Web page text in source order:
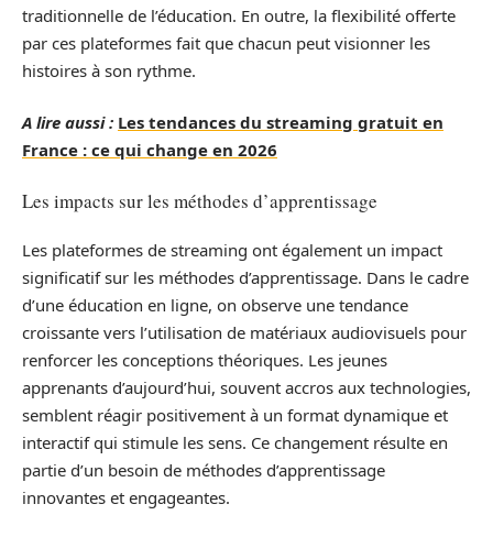
traditionnelle de l’éducation. En outre, la flexibilité offerte
par ces plateformes fait que chacun peut visionner les
histoires à son rythme.
A lire aussi : Les tendances du streaming gratuit en
France : ce qui change en 2026
Les impacts sur les méthodes d’apprentissage
Les plateformes de streaming ont également un impact
significatif sur les méthodes d’apprentissage. Dans le cadre
d’une éducation en ligne, on observe une tendance
croissante vers l’utilisation de matériaux audiovisuels pour
renforcer les conceptions théoriques. Les jeunes
apprenants d’aujourd’hui, souvent accros aux technologies,
semblent réagir positivement à un format dynamique et
interactif qui stimule les sens. Ce changement résulte en
partie d’un besoin de méthodes d’apprentissage
innovantes et engageantes.